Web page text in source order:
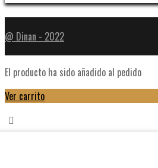
@ Dinan - 2022
El producto ha sido añadido al pedido
Ver carrito